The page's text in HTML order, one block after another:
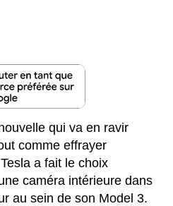
qui va en ravir
comme effrayer
a fait le choix
caméra intérieure dans
au sein de son Model 3.